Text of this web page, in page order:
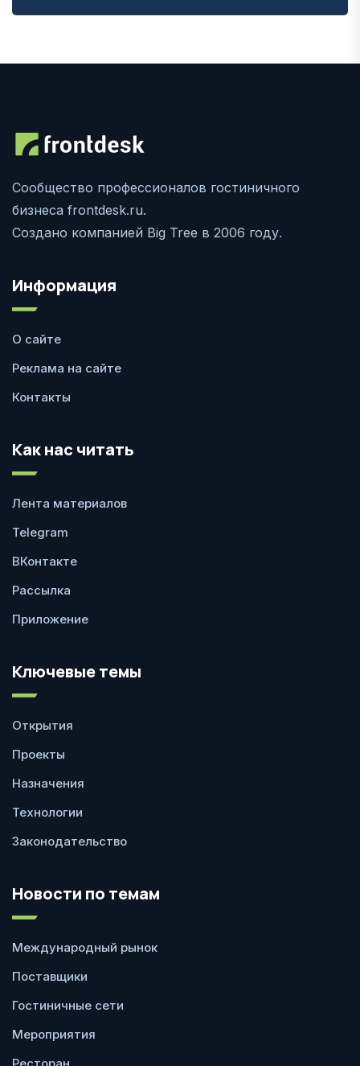
Сообщество профессионалов гостиничного
бизнеса frontdesk.ru.
Создано компанией Big Tree в 2006 году.
Информация
О сайте
Реклама на сайте
Контакты
Как нас читать
Лента материалов
Telegram
ВКонтакте
Рассылка
Приложение
Ключевые темы
Открытия
Проекты
Назначения
Технологии
Законодательство
Новости по темам
Международный рынок
Поставщики
Гостиничные сети
Мероприятия